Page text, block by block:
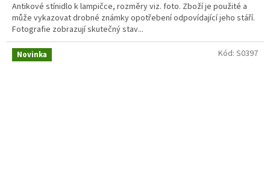
Antikové stínidlo k lampičce, rozměry viz. foto. Zboží je použité a
může vykazovat drobné známky opotřebení odpovídající jeho stáří.
Fotografie zobrazují skutečný stav...
Novinka Kód: S0397